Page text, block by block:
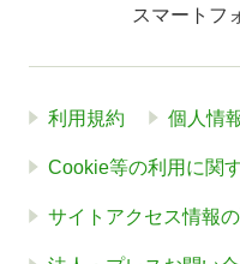
スマートフ
利用規約 個人情
Cookie等の利用に関
サイトアクセス情報